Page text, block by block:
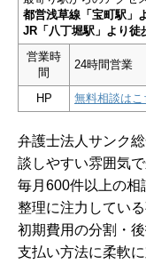
都営浅草線「宝町駅」
JR「八丁堀駅」より徒
営業時
間
24時間営業
HP 無料相談はこ
弁護士法人サンク
談しやすい雰囲気
毎月600件以上の相
整理に注力してい
初期費用の分割・
支払い方法に柔軟